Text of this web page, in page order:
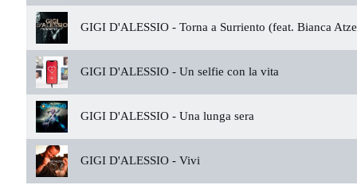
GIGI D'ALESSIO - Torna a Surriento (feat. Bianca
GIGI D'ALESSIO - Un selfie con la vita
GIGI D'ALESSIO - Una lunga sera
GIGI D'ALESSIO - Vivi